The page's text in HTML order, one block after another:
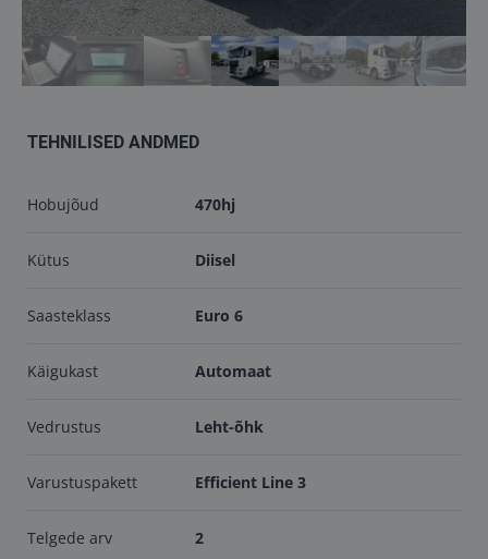
info@keilma.ee
ET
TEHNILISED ANDMED
Hobujõud 470hj
Kütus Diisel
Saasteklass Euro 6
Käigukast Automaat
Vedrustus Leht-õhk
Varustuspakett Efficient Line 3
Telgede arv 2